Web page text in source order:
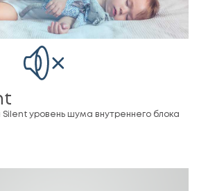
Silent уровень шума внутреннего блока